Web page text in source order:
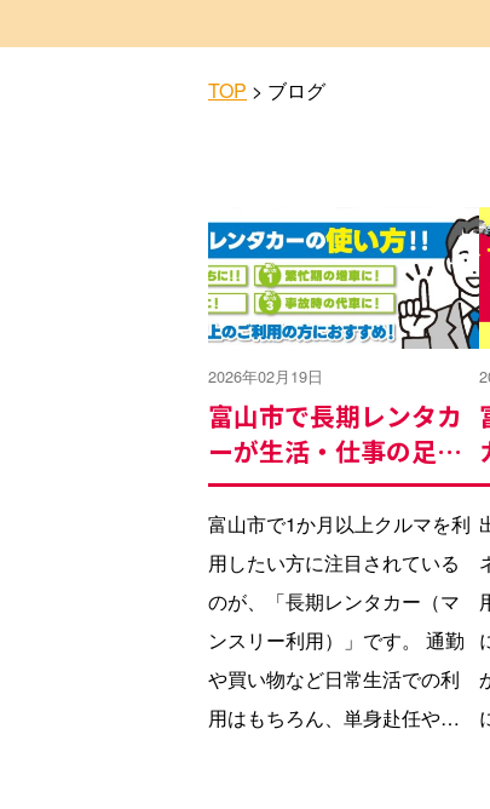
TOP > ブログ
2026年02月19日
富山市で長期レンタカ
ーが生活・仕事の足に
最適！！
富山市で1か月以上クルマを利
用したい方に注目されている
のが、「長期レンタカー（マ
ンスリー利用）」です。 通勤
や買い物など日常生活での利
用はもちろん、単身赴任や出